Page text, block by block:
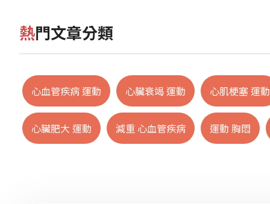
熱門文章分類
心血管疾病 運動 心臟衰竭 運動 心肌梗塞 運動
心臟肥大 運動 減重 心血管疾病 運動 胸悶